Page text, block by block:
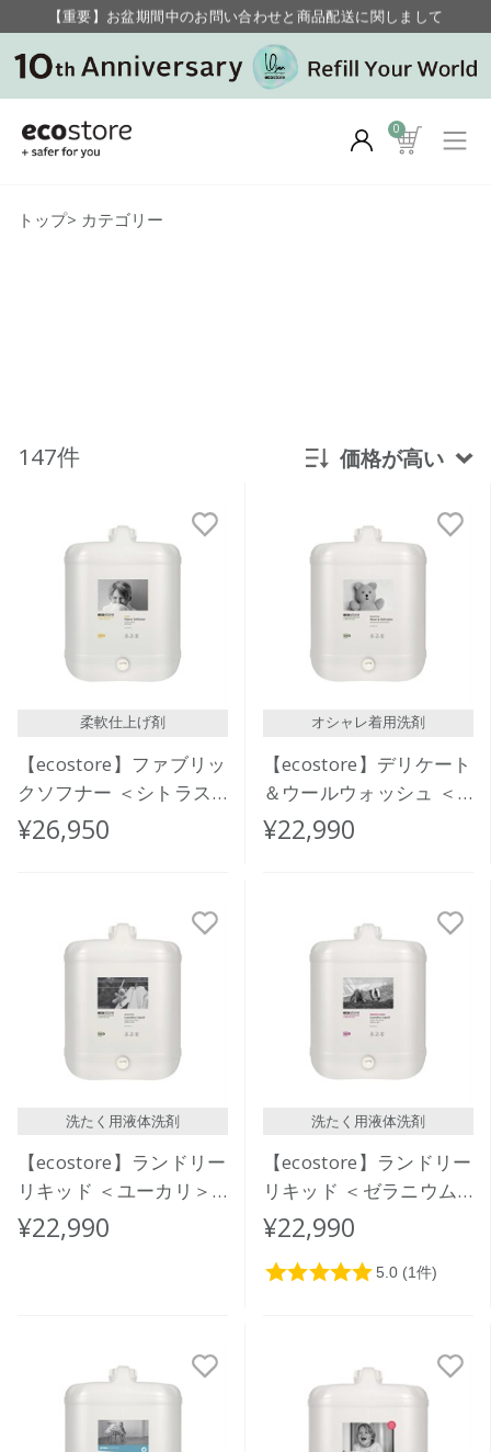
毎月お得にポイントが貯まる！ “月のポイントアップデー”
【重要】お盆期間中のお問い合わせと商品配送に関しまして
毎月お得にポイントが貯まる！ “月のポイントアップデー”
0
トップ> カテゴリー
147件 価格が高い
発売日順
価格が安い
価格が高い
レビューが多い順
レビュー評価が高い順
人気順
柔軟仕上げ剤
【ecostore】ファブリッ
クソフナー ＜シトラス
＞バルク 20L
¥26,950
オシャレ着用洗剤
【ecostore】デリケート
＆ウールウォッシュ ＜
おしゃれ着用＞ バルク
¥22,990
洗たく用液体洗剤
【ecostore】ランドリー
リキッド ＜ユーカリ＞
バルク 20L
¥22,990
洗たく用液体洗剤
【ecostore】ランドリー
リキッド ＜ゼラニウム
＆オレンジ＞バルク 20L
¥22,990